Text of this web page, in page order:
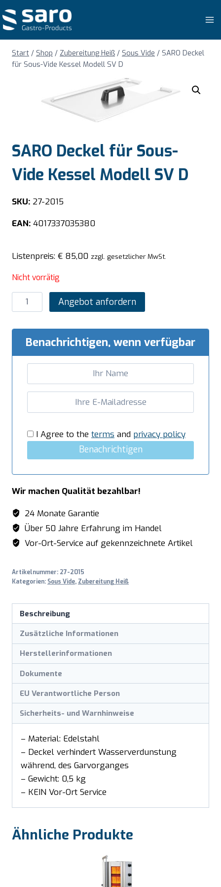
Inhalt
springen
Start / Shop / Zubereitung Heiß / Sous Vide / SARO Deckel
für Sous-Vide Kessel Modell SV D
SARO Deckel für Sous-
Vide Kessel Modell SV D
SKU: 27-2015
EAN: 4017337035380
Listenpreis: € 85,00 zzgl. gesetzlicher MwSt.
Nicht vorrätig
SARO
Deckel
Sous-
Kessel
Angebot anfordern
Benachrichtigen, wenn verfügbar
I Agree to the terms and privacy policy
Benachrichtigen
Wir machen Qualität bezahlbar!
24 Monate Garantie
Über 50 Jahre Erfahrung im Handel
Vor-Ort-Service auf gekennzeichnete Artikel
Artikelnummer: 27-2015
Kategorien: Sous Vide, Zubereitung Heiß
Beschreibung
Zusätzliche Informationen
Herstellerinformationen
Dokumente
EU Verantwortliche Person
Sicherheits- und Warnhinweise
– Material: Edelstahl
– Deckel verhindert Wasserverdunstung
während, des Garvorganges
– Gewicht: 0,5 kg
– KEIN Vor-Ort Service
Ähnliche Produkte